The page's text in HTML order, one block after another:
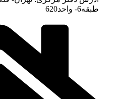
طبقه6- واحد620